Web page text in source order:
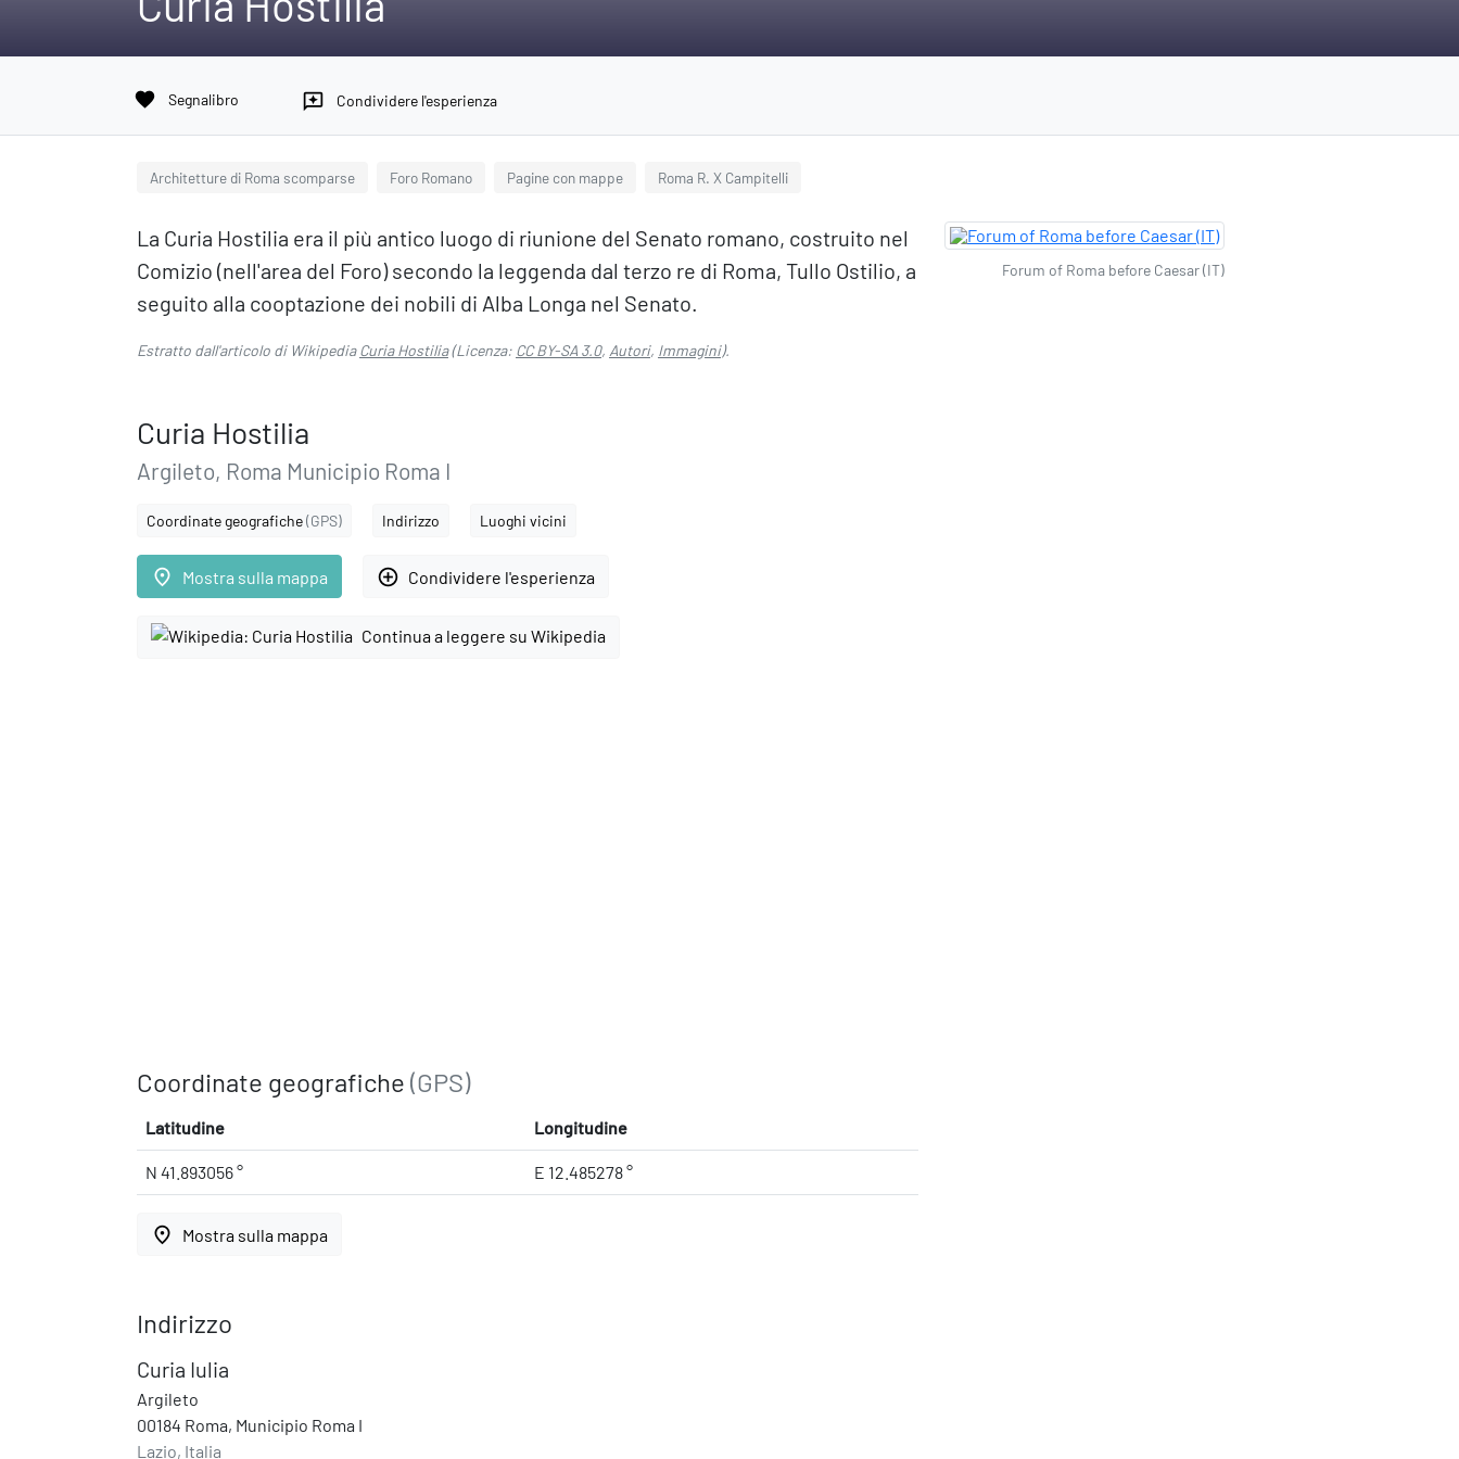
favorite Segnalibro reviews Condividere l'esperienza
Architetture di Roma scomparse Foro Romano Pagine con mappe Roma R. X Campitelli
La Curia Hostilia era il più antico luogo di riunione del Senato romano, costruito nel
Comizio (nell'area del Foro) secondo la leggenda dal terzo re di Roma, Tullo Ostilio, a
seguito alla cooptazione dei nobili di Alba Longa nel Senato.
Estratto dall'articolo di WikipediaCuria Hostilia(Licenza: CC BY-SA 3.0, Autori, Immagini).
Curia Hostilia
Argileto, Roma Municipio Roma I
Coordinate geografiche(GPS) Indirizzo Luoghi vicini
place Mostra sulla mappa add_circle_outline Condividere l'esperienza
Continua a leggere su Wikipedia
Coordinate geografiche (GPS)
Latitudine Longitudine
N 41.893056 ° E 12.485278 °
place Mostra sulla mappa
Indirizzo
Curia Iulia
Argileto
00184 Roma, Municipio Roma I
Lazio, Italia
Forum of Roma before Caesar (IT)